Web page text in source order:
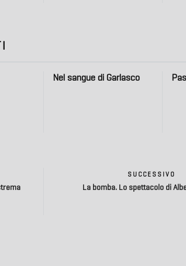
Nel sangue di Garlasco
SUCCESSIVO
La bomba. Lo spettacolo di